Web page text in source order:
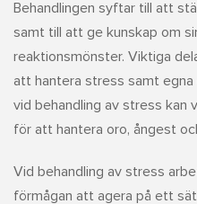
Behandlingen syftar till att
samt till att ge kunskap om
reaktionsmönster. Viktiga
att hantera stress samt egna
vid behandling av stress kan
för att hantera oro, ångest
Vid behandling av stress
förmågan att agera på ett